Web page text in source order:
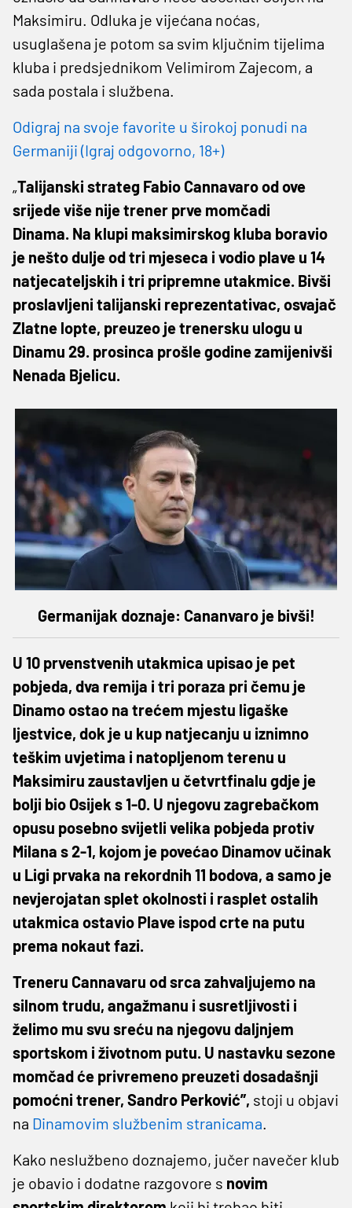
Maksimiru. Odluka je vijećana noćas,
usuglašena je potom sa svim ključnim tijelima
kluba i predsjednikom Velimirom Zajecom, a
sada postala i službena.
Odigraj na svoje favorite u širokoj ponudi na
Germaniji (Igraj odgovorno, 18+)
„Talijanski strateg Fabio Cannavaro od ove
srijede više nije trener prve momčadi
Dinama. Na klupi maksimirskog kluba boravio
je nešto dulje od tri mjeseca i vodio plave u 14
natjecateljskih i tri pripremne utakmice. Bivši
proslavljeni talijanski reprezentativac, osvajač
Zlatne lopte, preuzeo je trenersku ulogu u
Dinamu 29. prosinca prošle godine zamijenivši
Nenada Bjelicu.
Germanijak doznaje: Cananvaro je bivši!
U 10 prvenstvenih utakmica upisao je pet
pobjeda, dva remija i tri poraza pri čemu je
Dinamo ostao na trećem mjestu ligaške
ljestvice, dok je u kup natjecanju u iznimno
teškim uvjetima i natopljenom terenu u
Maksimiru zaustavljen u četvrtfinalu gdje je
bolji bio Osijek s 1-0. U njegovu zagrebačkom
opusu posebno svijetli velika pobjeda protiv
Milana s 2-1, kojom je povećao Dinamov učinak
u Ligi prvaka na rekordnih 11 bodova, a samo je
nevjerojatan splet okolnosti i rasplet ostalih
utakmica ostavio Plave ispod crte na putu
prema nokaut fazi.
Treneru Cannavaru od srca zahvaljujemo na
silnom trudu, angažmanu i susretljivosti i
želimo mu svu sreću na njegovu daljnjem
sportskom i životnom putu. U nastavku sezone
momčad će privremeno preuzeti dosadašnji
pomoćni trener, Sandro Perković”, stoji u objavi
na Dinamovim službenim stranicama.
Kako neslužbeno doznajemo, jučer navečer klub
je obavio i dodatne razgovore s novim